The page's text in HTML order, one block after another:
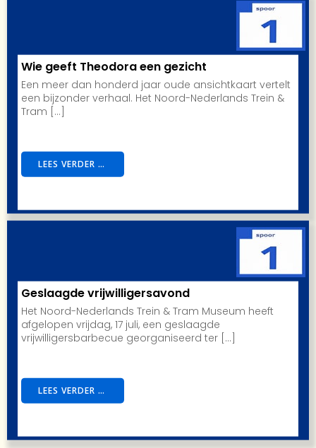
Wie geeft Theodora een gezicht
Een meer dan honderd jaar oude ansichtkaart vertelt
een bijzonder verhaal. Het Noord-Nederlands Trein &
Tram […]
LEES VERDER …
Geslaagde vrijwilligersavond
Het Noord-Nederlands Trein & Tram Museum heeft
afgelopen vrijdag, 17 juli, een geslaagde
vrijwilligersbarbecue georganiseerd ter […]
LEES VERDER …